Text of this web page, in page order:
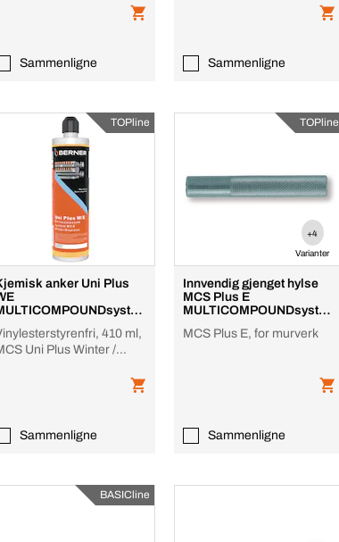
Sammenligne Sammenligne
TOPline
anker Uni Plus
410 ml,
Uni Plus Winter /
Sammenligne
TOPline
+4
Varianter
Innvendig gjenget hylse
MCS Plus E
MULTICOMPOUNDsyste
MCS Plus E, for murverk
Sammenligne
BASICline